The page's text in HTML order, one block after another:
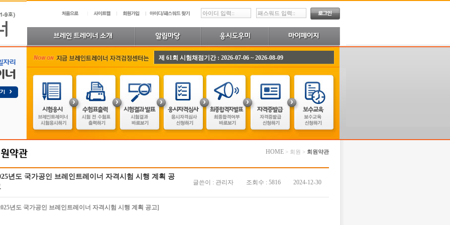
제 61회 시험채점기간 : 2026-07-06 ~ 2026-08-09
HOME > 회원 > 회원약관
년도 국가공인 브레인트레이너 자격시험 시행 계획 공
글쓴이 : 관리자 조회수 : 5816 2024-12-30
년도 국가공인 브레인트레이너 자격시험 시행 계획 공고]